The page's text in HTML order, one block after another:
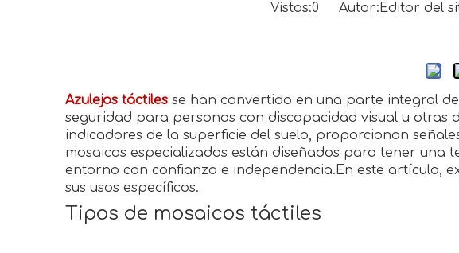
Vistas:0 Autor:Editor del
Azulejos táctiles se han convertido en una parte integral
seguridad para personas con discapacidad visual u otras
indicadores de la superficie del suelo, proporcionan
mosaicos especializados están diseñados para tener
entorno con confianza e independencia.En este artículo,
sus usos específicos.
Tipos de mosaicos táctiles